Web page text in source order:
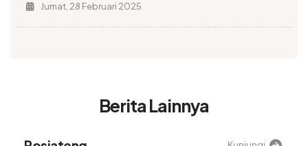
Jumat, 28 Februari 2025
Berita Lainnya